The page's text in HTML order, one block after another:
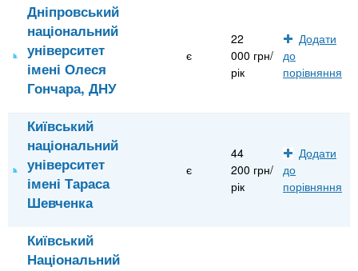
Дніпровський
національний
університет
імені Олеся
Гончара, ДНУ
є
22
000 грн/
рік
Додати
до
порівняння
Київський
національний
університет
імені Тараса
Шевченка
є
44
200 грн/
рік
Додати
до
порівняння
Київський
Національний